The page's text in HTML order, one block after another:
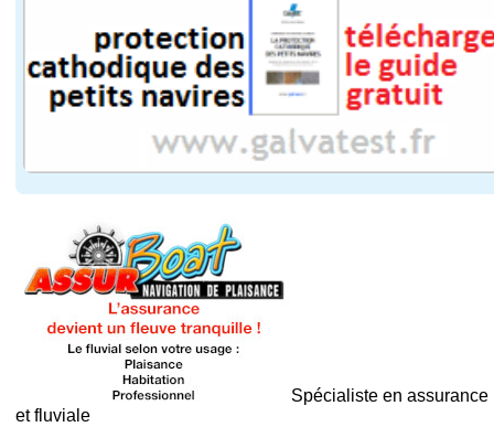
Spécialiste en assurance
et fluviale